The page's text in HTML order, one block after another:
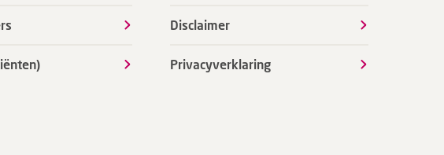
Disclaimer
Privacyverklaring